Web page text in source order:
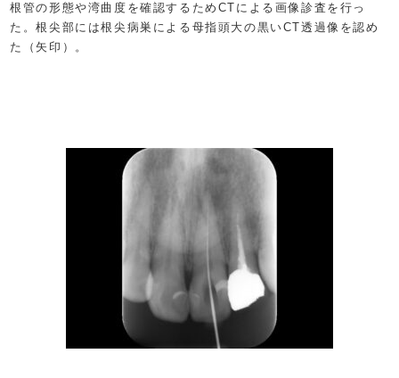
根管の形態や湾曲度を確認するためCTによる画像診査を行っ
た。根尖部には根尖病巣による母指頭大の黒いCT透過像を認め
た（矢印）。